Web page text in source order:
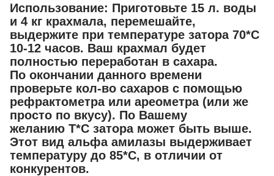
Использование: Приготовьте 15 л. воды
и 4 кг крахмала, перемешайте,
выдержите при температуре затора 70*С
10-12 часов. Ваш крахмал будет
полностью переработан в сахара.
По окончании данного времени
проверьте кол-во сахаров с помощью
рефрактометра или ареометра (или же
просто по вкусу). По Вашему
желанию Т*С затора может быть выше.
Этот вид альфа амилазы выдерживает
температуру до 85*С, в отличии от
конкурентов.